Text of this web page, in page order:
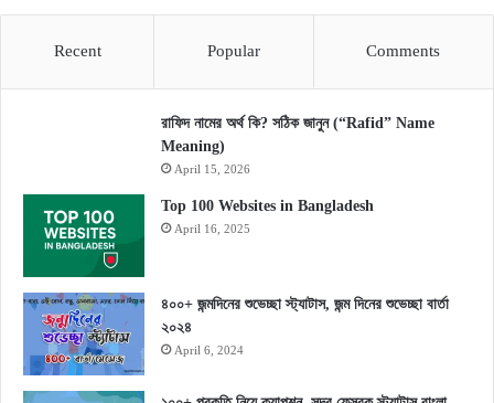
Recent Popular Comments
রাফিদ নামের অর্থ কি? সঠিক জানুন (“Rafid” Name
Meaning)
April 15, 2026
Top 100 Websites in Bangladesh
April 16, 2025
৪০০+ জন্মদিনের শুভেচ্ছা স্ট্যাটাস, জন্ম দিনের শুভেচ্ছা বার্তা
২০২৪
April 6, 2024